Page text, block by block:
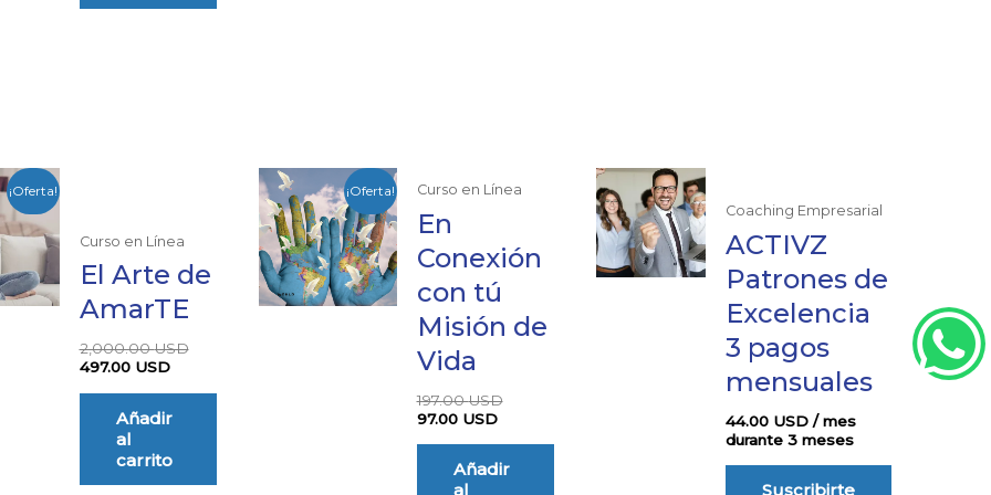
¡Oferta!
Curso en Línea
El Arte de
AmarTE
2,000.00USD
2,000.00 USD.
497.00 USD
497.00 USD.
Añadir
al
carrito
¡Oferta! Curso en Línea
En
Conexión
con tú
Misión de
Vida
197.00USD
precio
197.00 USD.
97.00 USD
precio
97.00 USD.
Añadir
al
Coaching Empresarial
ACTIVZ
Patrones de
Excelencia
3 pagos
mensuales
44.00 USD / mes
durante 3 meses
Suscribirte